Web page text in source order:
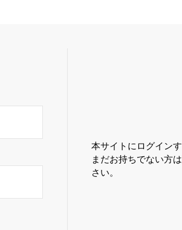
本サイトにログイン
まだお持ちでない方
さい。